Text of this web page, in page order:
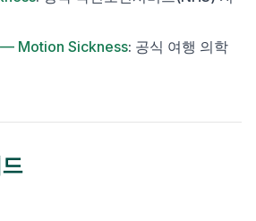
Motion Sickness: 공식 여행 의학